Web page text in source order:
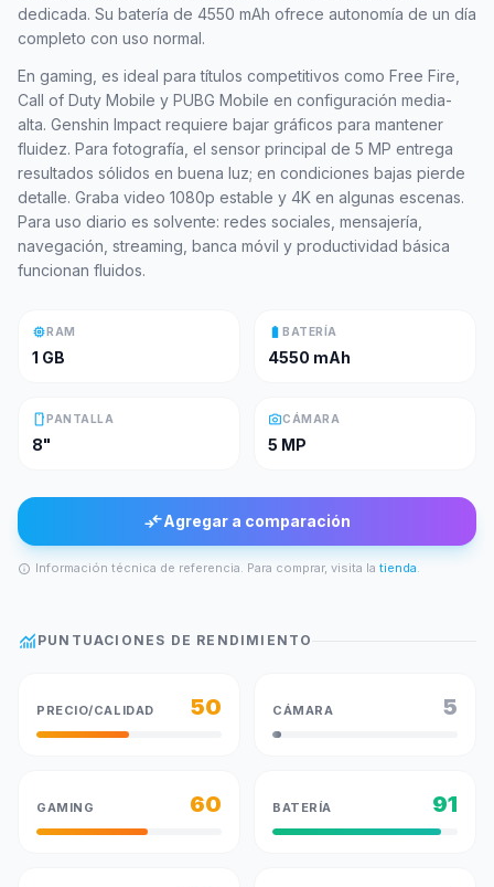
dedicada. Su batería de 4550 mAh ofrece autonomía de un día
completo con uso normal.
En gaming, es ideal para títulos competitivos como Free Fire,
Call of Duty Mobile y PUBG Mobile en configuración media-
alta. Genshin Impact requiere bajar gráficos para mantener
fluidez. Para fotografía, el sensor principal de 5 MP entrega
resultados sólidos en buena luz; en condiciones bajas pierde
detalle. Graba video 1080p estable y 4K en algunas escenas.
Para uso diario es solvente: redes sociales, mensajería,
navegación, streaming, banca móvil y productividad básica
funcionan fluidos.
memoryRAM
1 GB
battery_full BATERÍA
4550 mAh
smartphonePANTALLA
8"
photo_cameraCÁMARA
5 MP
compare_arrowsAgregar a comparación
info Información técnica de referencia. Para comprar, visita la tienda.
monitoring PUNTUACIONES DE RENDIMIENTO
PRECIO/CALIDAD 50 CÁMARA 5
GAMING 60 BATERÍA 91